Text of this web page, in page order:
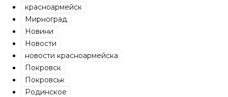
красноармейск
Мирноград
Новини
Новости
новости красноармейска
Покровск
Покровськ
Родинское